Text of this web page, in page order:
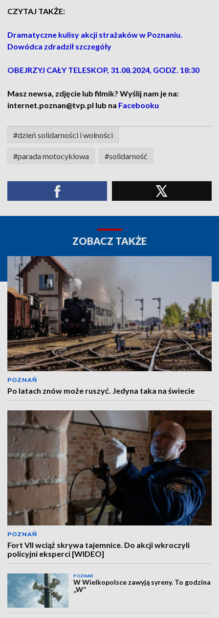
CZYTAJ TAKŻE:
Dramatyczne kulisy akcji strażaków w Poznaniu.
Dowódca zdradził szczegóły
OBEJRZYJ CAŁY TELESKOP, 31.08.2024, GODZ. 18:30
Masz newsa, zdjęcie lub filmik? Wyślij nam je na:
internet.poznan@tvp.pl lub na Facebooku
#dzień solidarności i wolności
#parada motocyklowa #solidarność
ZOBACZ TAKŻE
POZNAŃ
Po latach znów może ruszyć. Jedyna taka na świecie
POZNAŃ
Fort VII wciąż skrywa tajemnice. Do akcji wkroczyli
policyjni eksperci [WIDEO]
POZNAŃ
W Wielkopolsce zawyją syreny. To godzina
„W”